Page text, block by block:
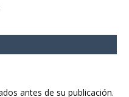
antes de su publicación.